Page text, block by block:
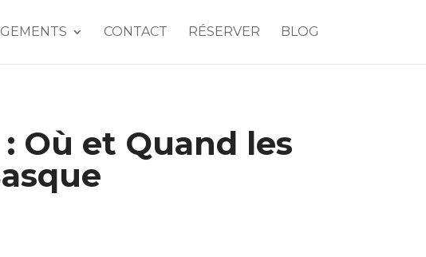
CONTACT RÉSERVER BLOG
Où et Quand les